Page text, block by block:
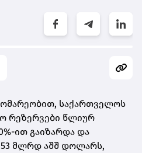
საქართველოს
რეზერვები წლიურ
ით გაიზარდა და
მლრდ აშშ დოლარს,